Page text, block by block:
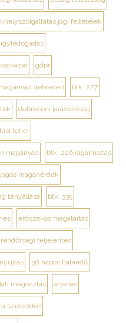
jogi feltételek
gdpr
magánvád debrecen btk. 227
debreceni járásbíróság
teher
magánvád btk. 226 rágalmazás
magánérdek
tényállása btk. 339
erőszakos magatartás
rendőrségi feljelentés
30 napos határidő
megosztás árverés
szerződés